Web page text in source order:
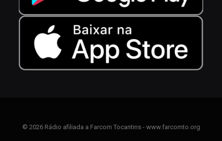
© 2026 Rádio afiliada a Farcom Tocantins - www.farcomto.org